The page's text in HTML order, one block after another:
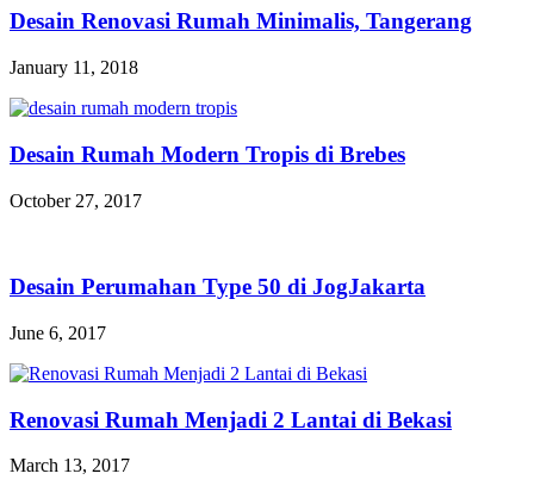
Desain Renovasi Rumah Minimalis, Tangerang
January 11, 2018
Desain Rumah Modern Tropis di Brebes
October 27, 2017
Desain Perumahan Type 50 di JogJakarta
June 6, 2017
Renovasi Rumah Menjadi 2 Lantai di Bekasi
March 13, 2017